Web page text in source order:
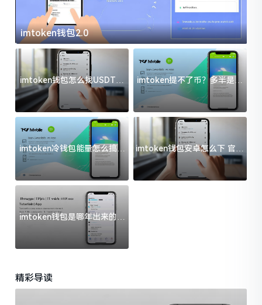
imtoken钱包2.0
imtoken钱包怎么找USDT地
址？三步搞定不踩坑
imtoken提不了币？多半是这
几件事没处理好
imtoken冷钱包能量怎么搞？
过来人告诉你门道
imtoken钱包安卓怎么下 官方
渠道避坑指南
imtoken钱包是哪年出来的？
一文给你说清楚
精彩导读